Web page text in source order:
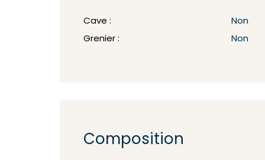
Cave :
Non
Grenier :
Non
Composition